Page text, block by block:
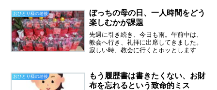
末を迎えています。毎年１２月になる
と、苦しかった年末を思い出...
おひとり様の老後
ぼっちの母の日、一人時間をどう
楽しむかが課題
先週に引き続き、今日も雨。午前中は、
教会へ行き、礼拝に出席してきました。
寂しい時、教会に行くとホッとします。
二軒あって、このようにカーネーション
が山盛りで売っていました...
おひとり様の老後
もう履歴書は書きたくない、お財
布を忘れるという致命的ミス